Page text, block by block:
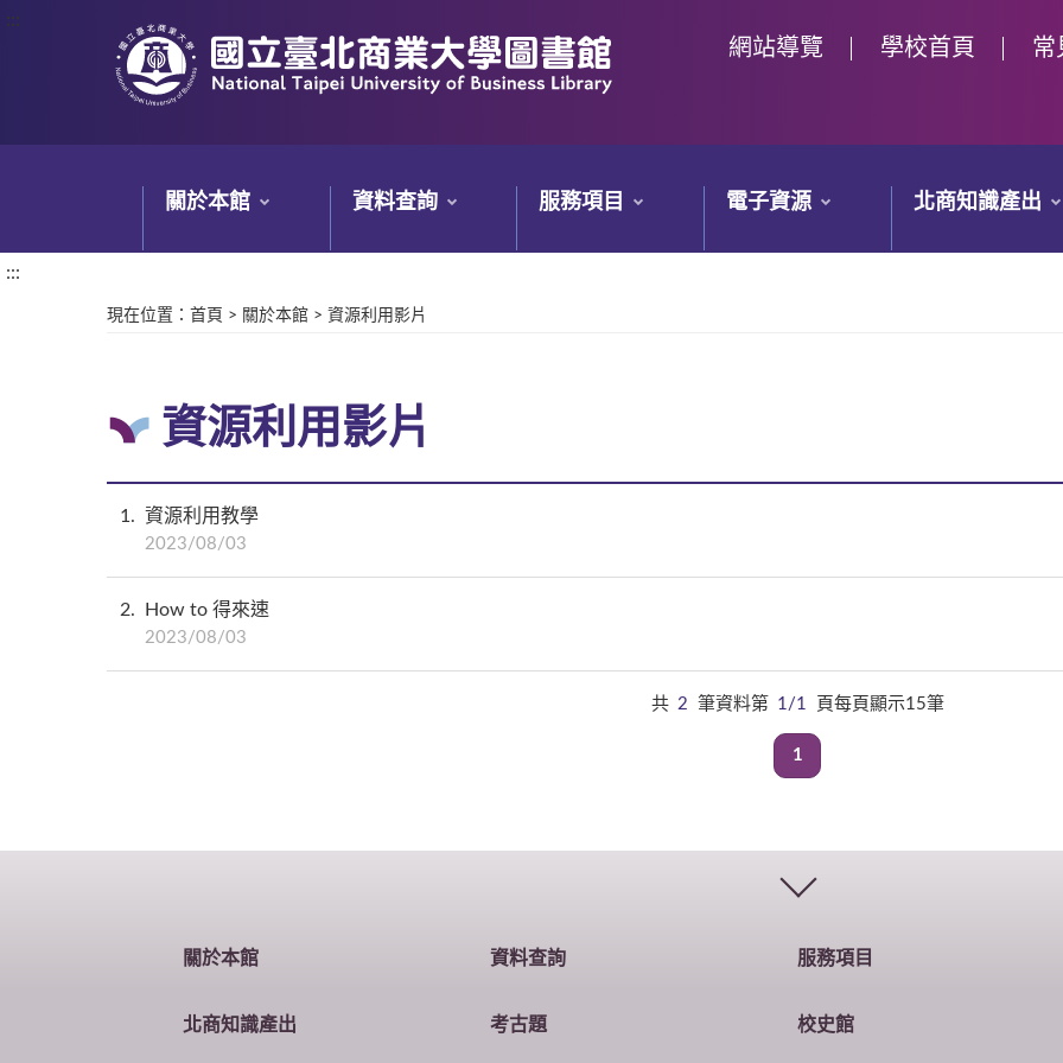
:::
:::
網站導覽 學校首頁 常
關於本館 資料查詢 服務項目 電子資源 北商知識產出
:::
現在位置 ： 首頁 > 關於本館 > 資源利用影片
資源利用影片
1 資源利用教學
2023/08/03
2 How to 得來速
2023/08/03
共 2 筆資料第 1/1 頁每頁顯示15筆
1
關於本館 資料查詢 服務項目
北商知識產出 考古題 校史館